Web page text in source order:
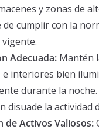
y zonas de
cumplir con la
Adecuada: Mantén
interiores bien
durante la
disuade la actividad
de Activos Valiosos: